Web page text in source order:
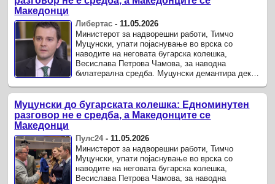
Македонци
Либертас - 11.05.2026
Министерот за надворешни работи, Тимчо
Муцунски, упати појаснување во врска со
наводите на неговата бугарска колешка,
Весислава Петрова Чамова, за наводна
билатерална средба. Муцунски демантира дека
дека ...
Муцунски до бугарската колешка: Едноминутен
разговор не е средба, а Македонците се
Македонци
Пулс24-11.05.2026
Министерот за надворешни работи, Тимчо
Муцунски, упати појаснување во врска со
наводите на неговата бугарска колешка,
Весислава Петрова Чамова, за наводна